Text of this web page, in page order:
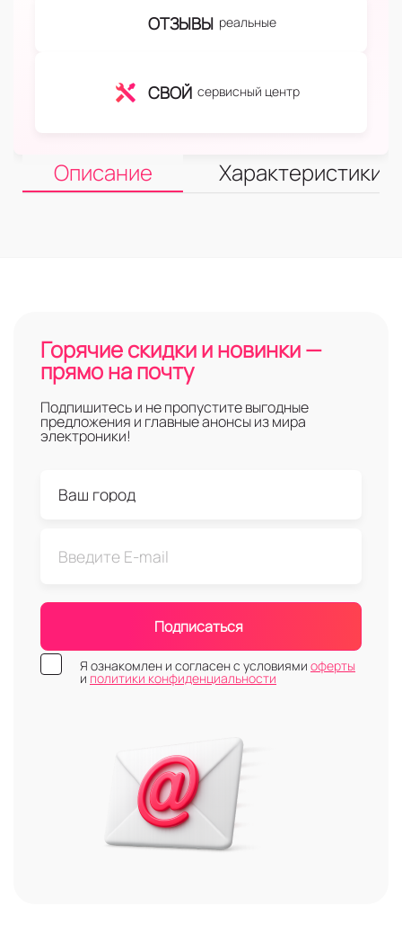
ОТЗЫВЫ реальные
СВОЙ сервисный центр
Описание Характеристики
Горячие скидки и новинки —
прямо на почту
Подпишитесь и не пропустите выгодные
предложения и главные анонсы из мира
электроники!
Подписаться
Я ознакомлен и согласен с условиями оферты
и политики конфиденциальности